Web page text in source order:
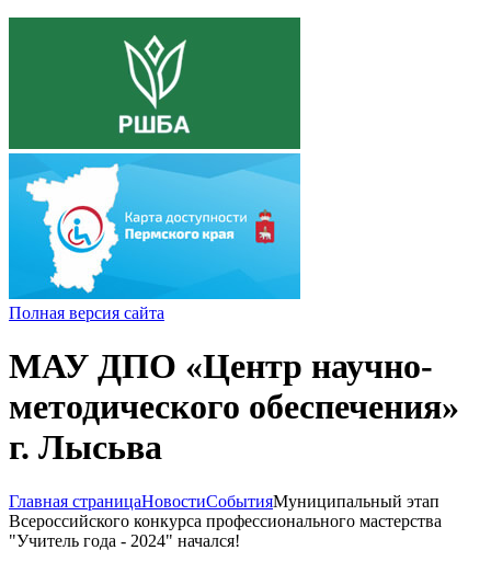
Полная версия сайта
МАУ ДПО «Центр научно-
методического обеспечения»
г. Лысьва
Главная страницаНовостиСобытияМуниципальный этап
Всероссийского конкурса профессионального мастерства
"Учитель года - 2024" начался!